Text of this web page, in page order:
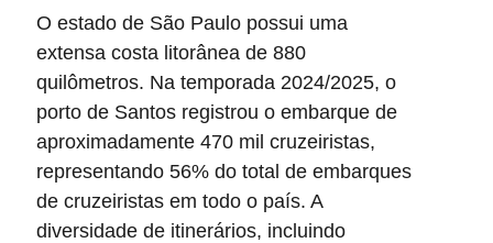
O estado de São Paulo possui uma
extensa costa litorânea de 880
quilômetros. Na temporada 2024/2025, o
porto de Santos registrou o embarque de
aproximadamente 470 mil cruzeiristas,
representando 56% do total de embarques
de cruzeiristas em todo o país. A
diversidade de itinerários, incluindo